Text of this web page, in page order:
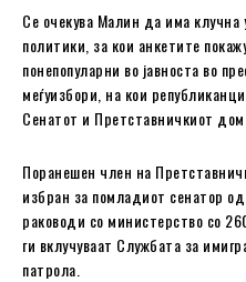
Се очекува Малин да има клучна
политики, за кои анкетите
понепопуларни во јавноста во
меѓуизбори, на кои
Сенатот и Претставничкиот дом.
Поранешен член на
избран за помладиот сенатор
раководи со министерство со
ги вклучуваат Службата за
патрола.